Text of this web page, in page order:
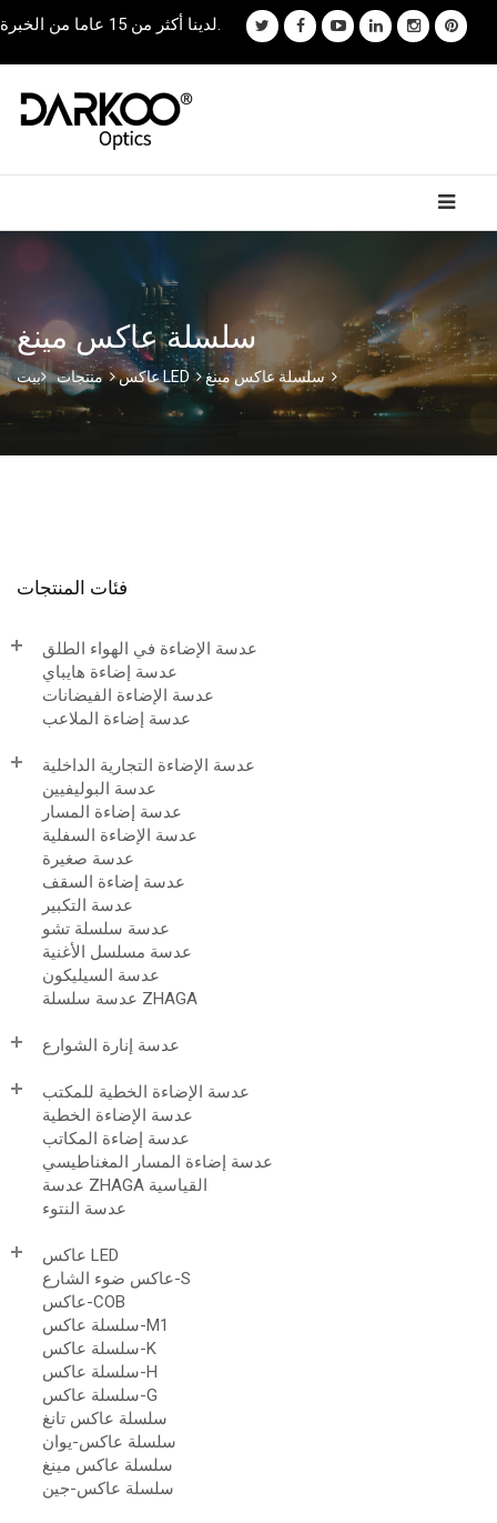
لدينا أكثر من 15 عاما من الخبرة.
سلسلة عاكس مينغ
بيت منتجات عاكس LED سلسلة عاكس مينغ
فئات المنتجات
عدسة الإضاءة في الهواء الطلق
عدسة إضاءة هايباي
عدسة الإضاءة الفيضانات
عدسة إضاءة الملاعب
عدسة الإضاءة التجارية الداخلية
عدسة البوليفيين
عدسة إضاءة المسار
عدسة الإضاءة السفلية
عدسة صغيرة
عدسة إضاءة السقف
عدسة التكبير
عدسة سلسلة تشو
عدسة مسلسل الأغنية
عدسة السيليكون
عدسة سلسلة ZHAGA
عدسة إنارة الشوارع
عدسة الإضاءة الخطية للمكتب
عدسة الإضاءة الخطية
عدسة إضاءة المكاتب
عدسة إضاءة المسار المغناطيسي
عدسة ZHAGA القياسية
عدسة النتوء
عاكس LED
عاكس ضوء الشارع-S
عاكس-COB
سلسلة عاكس-M1
سلسلة عاكس-K
سلسلة عاكس-H
سلسلة عاكس-G
سلسلة عاكس تانغ
سلسلة عاكس-يوان
سلسلة عاكس مينغ
سلسلة عاكس-جين